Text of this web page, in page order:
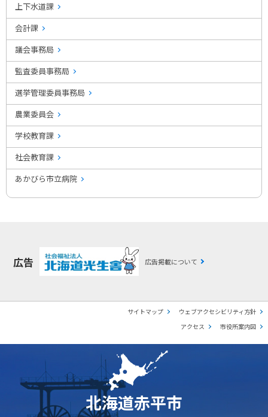
上下水道課
会計課
議会事務局
監査委員事務局
選挙管理委員事務局
農業委員会
学校教育課
社会教育課
あかびら市立病院
広告 広告掲載について
サイトマップ
ウェブアクセシビリティ方針
アクセス
市役所案内図
北海道赤平市